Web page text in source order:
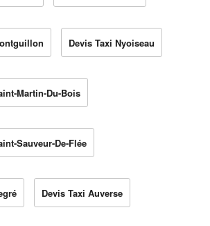
Devis Taxi Nyoiseau
Martin-Du-Bois
Sauveur-De-Flée
Devis Taxi Auverse